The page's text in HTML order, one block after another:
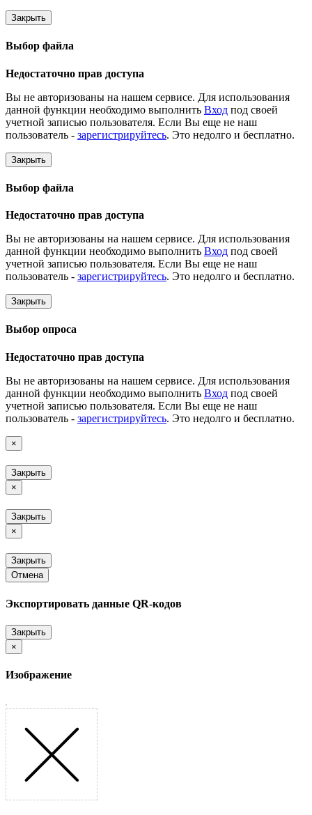
Закрыть
Выбор файла
Недостаточно прав доступа
Вы не авторизованы на нашем сервисе. Для использования
данной функции необходимо выполнить Вход под своей
учетной записью пользователя. Если Вы еще не наш
пользователь - зарегистрируйтесь. Это недолго и бесплатно.
Закрыть
Выбор файла
Недостаточно прав доступа
Вы не авторизованы на нашем сервисе. Для использования
данной функции необходимо выполнить Вход под своей
учетной записью пользователя. Если Вы еще не наш
пользователь - зарегистрируйтесь. Это недолго и бесплатно.
Закрыть
Выбор опроса
Недостаточно прав доступа
Вы не авторизованы на нашем сервисе. Для использования
данной функции необходимо выполнить Вход под своей
учетной записью пользователя. Если Вы еще не наш
пользователь - зарегистрируйтесь. Это недолго и бесплатно.
×
Закрыть
×
Закрыть
×
Закрыть
Отмена
Экспортировать данные QR-кодов
Закрыть
×
Изображение